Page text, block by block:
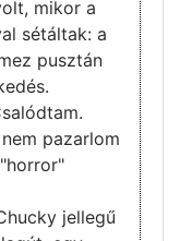
mikor a
sétáltak: a
pusztán
pazarlom
jellegű